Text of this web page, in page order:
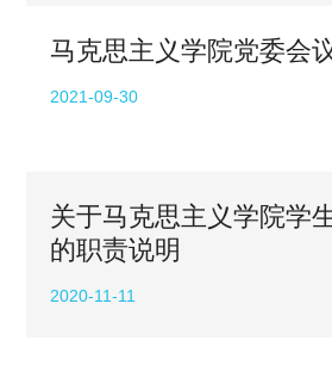
马克思主义学院党委会
2021-09-30
关于马克思主义学院学
的职责说明
2020-11-11